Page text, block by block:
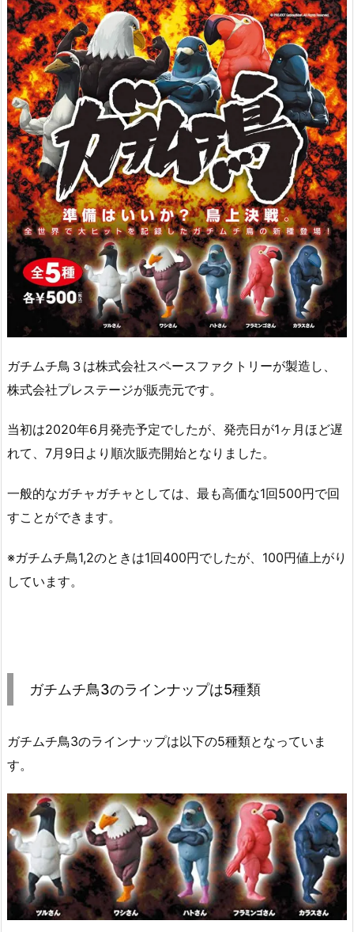
ガチムチ鳥３は株式会社スペースファクトリーが製造し、
株式会社プレステージが販売元です。
当初は2020年6月発売予定でしたが、発売日が1ヶ月ほど遅
れて、7月9日より順次販売開始となりました。
一般的なガチャガチャとしては、最も高価な1回500円で回
すことができます。
※ガチムチ鳥1,2のときは1回400円でしたが、100円値上がり
しています。
ガチムチ鳥3のラインナップは5種類
ガチムチ鳥3のラインナップは以下の5種類となっていま
す。